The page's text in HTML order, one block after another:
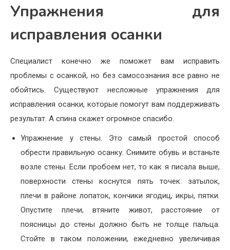
Упражнения для
исправления осанки
Специалист конечно же поможет вам исправить
проблемы с осанкой, но без самосознания все равно не
обойтись. Существуют несложные упражнения для
исправления осанки, которые помогут вам поддерживать
результат. А спина скажет огромное спасибо.
Упражнение у стены. Это самый простой способ
обрести правильную осанку. Снимите обувь и встаньте
возле стены. Если пробоем нет, то как я писала выше,
поверхности стены коснутся пять точек: затылок,
плечи в районе лопаток, кончики ягодиц, икры, пятки.
Опустите плечи, втяните живот, расстояние от
поясницы до стены должно быть не толще пальца.
Стойте в таком положении, ежедневно увеличивая